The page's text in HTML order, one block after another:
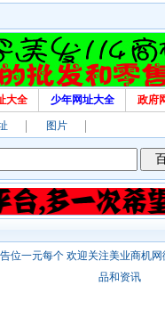
大全 少年网址大全 政府
图片
位一元每个 欢迎关注美业商机
品和资讯